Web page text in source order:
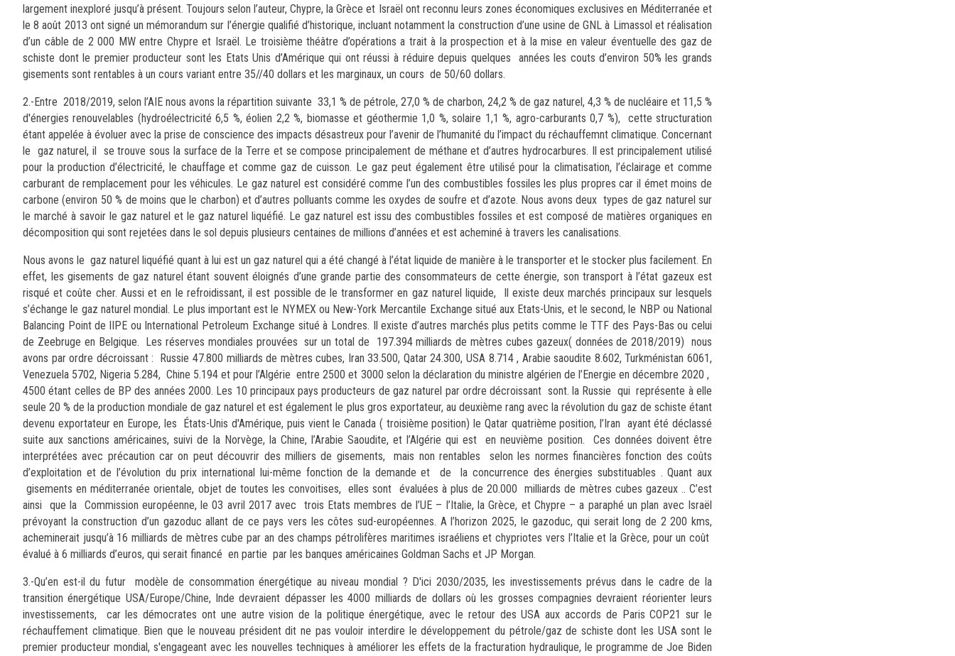
largement inexploré jusqu’à présent. Toujours selon l’auteur, Chypre, la Grèce et Israël ont reconnu leurs zones économiques exclusives en Méditerranée et
le 8 août 2013 ont signé un mémorandum sur l’énergie qualifié d’historique, incluant notamment la construction d’une usine de GNL à Limassol et réalisation
d’un câble de 2 000 MW entre Chypre et Israël. Le troisième théâtre d’opérations a trait à la prospection et à la mise en valeur éventuelle des gaz de
schiste dont le premier producteur sont les Etats Unis d’Amérique qui ont réussi à réduire depuis quelques années les couts d’environ 50% les grands
gisements sont rentables à un cours variant entre 35//40 dollars et les marginaux, un cours de 50/60 dollars.
2.-Entre 2018/2019, selon l’AIE nous avons la répartition suivante 33,1 % de pétrole, 27,0 % de charbon, 24,2 % de gaz naturel, 4,3 % de nucléaire et 11,5 %
d'énergies renouvelables (hydroélectricité 6,5 %, éolien 2,2 %, biomasse et géothermie 1,0 %, solaire 1,1 %, agro-carburants 0,7 %), cette structuration
étant appelée à évoluer avec la prise de conscience des impacts désastreux pour l’avenir de l’humanité du l’impact du réchauffemnt climatique. Concernant
le gaz naturel, il se trouve sous la surface de la Terre et se compose principalement de méthane et d’autres hydrocarbures. Il est principalement utilisé
pour la production d’électricité, le chauffage et comme gaz de cuisson. Le gaz peut également être utilisé pour la climatisation, l’éclairage et comme
carburant de remplacement pour les véhicules. Le gaz naturel est considéré comme l’un des combustibles fossiles les plus propres car il émet moins de
carbone (environ 50 % de moins que le charbon) et d’autres polluants comme les oxydes de soufre et d’azote. Nous avons deux types de gaz naturel sur
le marché à savoir le gaz naturel et le gaz naturel liquéfié. Le gaz naturel est issu des combustibles fossiles et est composé de matières organiques en
décomposition qui sont rejetées dans le sol depuis plusieurs centaines de millions d’années et est acheminé à travers les canalisations.
Nous avons le gaz naturel liquéfié quant à lui est un gaz naturel qui a été changé à l’état liquide de manière à le transporter et le stocker plus facilement. En
effet, les gisements de gaz naturel étant souvent éloignés d’une grande partie des consommateurs de cette énergie, son transport à l’état gazeux est
risqué et coûte cher. Aussi et en le refroidissant, il est possible de le transformer en gaz naturel liquide, Il existe deux marchés principaux sur lesquels
s’échange le gaz naturel mondial. Le plus important est le NYMEX ou New-York Mercantile Exchange situé aux Etats-Unis, et le second, le NBP ou National
Balancing Point de lIPE ou International Petroleum Exchange situé à Londres. Il existe d’autres marchés plus petits comme le TTF des Pays-Bas ou celui
de Zeebruge en Belgique. Les réserves mondiales prouvées sur un total de 197.394 milliards de mètres cubes gazeux( données de 2018/2019) nous
avons par ordre décroissant : Russie 47.800 milliards de mètres cubes, Iran 33.500, Qatar 24.300, USA 8.714 , Arabie saoudite 8.602, Turkménistan 6061,
Venezuela 5702, Nigeria 5.284, Chine 5.194 et pour l’Algérie entre 2500 et 3000 selon la déclaration du ministre algérien de l’Energie en décembre 2020 ,
4500 étant celles de BP des années 2000. Les 10 principaux pays producteurs de gaznaturel par ordre décroissant sont. la Russie qui représente à elle
seule 20 % de la production mondiale de gaz naturel et est également le plus gros exportateur, au deuxième rang avec la révolution du gaz de schiste étant
devenu exportateur en Europe, les États-Unis d'Amérique, puis vient le Canada ( troisième position) le Qatar quatrième position, l’Iran ayant été déclassé
suite aux sanctions américaines, suivi de la Norvège, la Chine, l’Arabie Saoudite, et l’Algérie qui est en neuvième position. Ces données doivent être
interprétées avec précaution car on peut découvrir des milliers de gisements, mais non rentables selon les normes financières fonction des coûts
d’exploitation et de l’évolution du prix international lui-même fonction de la demande et de la concurrence des énergies substituables . Quant aux
gisements en méditerranée orientale, objet de toutes les convoitises, elles sont évaluées à plus de 20.000 milliards de mètres cubes gazeux .. C’est
ainsi que la Commission européenne, le 03 avril 2017 avec trois Etats membres de l’UE – l’Italie, la Grèce, et Chypre – a paraphé un plan avec Israël
prévoyant la construction d’un gazoduc allant de ce pays vers les côtes sud-européennes. A l’horizon 2025, le gazoduc, qui serait long de 2 200 kms,
acheminerait jusqu’à 16 milliards de mètres cube par an des champs pétrolifères maritimes israéliens et chypriotes vers l’Italie et la Grèce, pour un coût
évalué à 6 milliards d’euros, qui serait financé en partie par les banques américaines Goldman Sachs et JP Morgan.
3.-Qu’en est-il du futur modèle de consommation énergétique au niveau mondial ? D'ici 2030/2035, les investissements prévus dans le cadre de la
transition énergétique USA/Europe/Chine, Inde devraient dépasser les 4000 milliards de dollars où les grosses compagnies devraient réorienter leurs
investissements, car les démocrates ont une autre vision de la politique énergétique, avec le retour des USA aux accords de Paris COP21 sur le
réchauffement climatique. Bien que le nouveau président dit ne pas vouloir interdire le développement du pétrole/gaz de schiste dont les USA sont le
premier producteur mondial, s'engageant avec les nouvelles techniques à améliorer les effets de la fracturation hydraulique, le programme de Joe Biden